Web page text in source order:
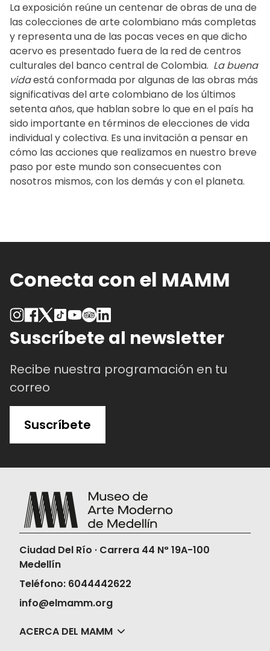
La exposición reúne un centenar de obras de una de
las colecciones de arte colombiano más completas
y representa una de las pocas veces en que dicho
acervo es presentado fuera de la red de centros
culturales del banco central de Colombia. La buena
vidaestá conformada por algunas de las obras más
significativas del arte colombiano de los últimos
setenta años, que hablan sobre lo que en el país ha
sido importante en términos de elecciones de vida
individual y colectiva. Es una invitación a pensar en
cómo las acciones que realizamos en nuestro breve
paso por este mundo son consecuentes con
nosotros mismos, con los demás y con el planeta.
Conecta con el MAMM
Suscríbete al newsletter
Recibe nuestra programación en tu
correo
Suscríbete
Ciudad Del Río · Carrera 44 N° 19A-100
Medellín
Teléfono: 6044442622
info@elmamm.org
ACERCA DEL MAMM